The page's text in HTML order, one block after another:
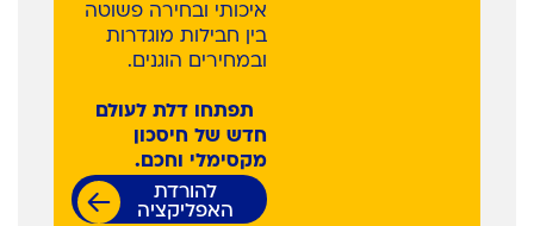
איכותי ובחירה פשוטה
בין חבילות מוגדרות
ובמחירים הוגנים.
תפתחו דלת לעולם
חדש של חיסכון
מקסימלי וחכם.
להורדת
האפליקציה